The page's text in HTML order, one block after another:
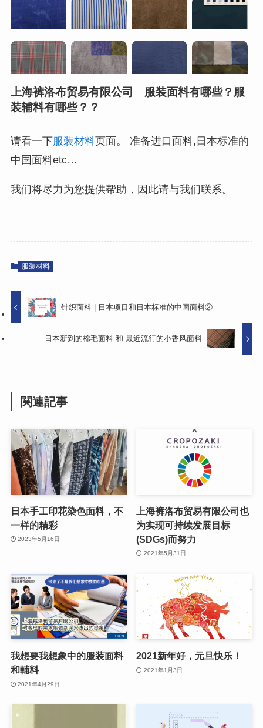
上海裤洛布贸易有限公司 服装面料有哪些？服
装辅料有哪些？？
请看一下服装材料页面。 准备进口面料,日本标准的
中国面料etc…
我们将尽力为您提供帮助，因此请与我们联系。
服装材料
针织面料 | 日本项目和日本标准的中国面料②
日本新到的棉毛面料 和 最近流行的小香风面料
関連記事
日本手工印花染色面料，不
一样的精彩
2023年5月16日
上海裤洛布贸易有限公司也
为实现可持续发展目标
(SDGs)而努力
2021年5月31日
我想要我想象中的服装面料
和輔料
2021年4月29日
2021新年好，元旦快乐！
2021年1月3日